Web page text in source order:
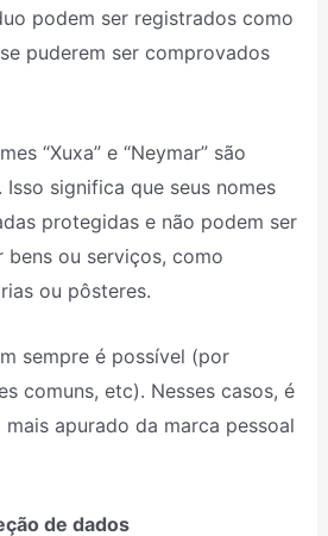
podem ser registrados como
puderem ser comprovados
“Xuxa” e “Neymar” são
significa que seus nomes
protegidas e não podem ser
bens ou serviços, como
ou pôsteres.
sempre é possível (por
comuns, etc). Nesses casos, é
apurado da marca pessoal
de dados